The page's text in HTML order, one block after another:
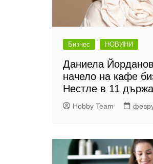
Бизнес НОВИНИ
Даниела
начело на кафе
Нестле в 11
Hobby Team